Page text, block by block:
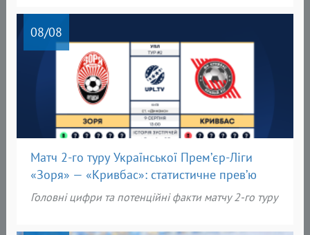
08/08
Матч 2-го туру Української Прем’єр-Ліги
«Зоря» — «Кривбас»: статистичне прев’ю
Головні цифри та потенційні факти матчу 2-го туру